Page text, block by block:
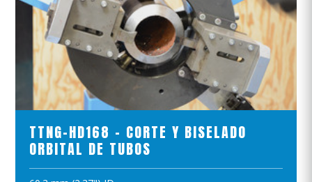
TTNG-HD168 - CORTE Y BISELADO
ORBITAL DE TUBOS
VER EL PRODUCTO